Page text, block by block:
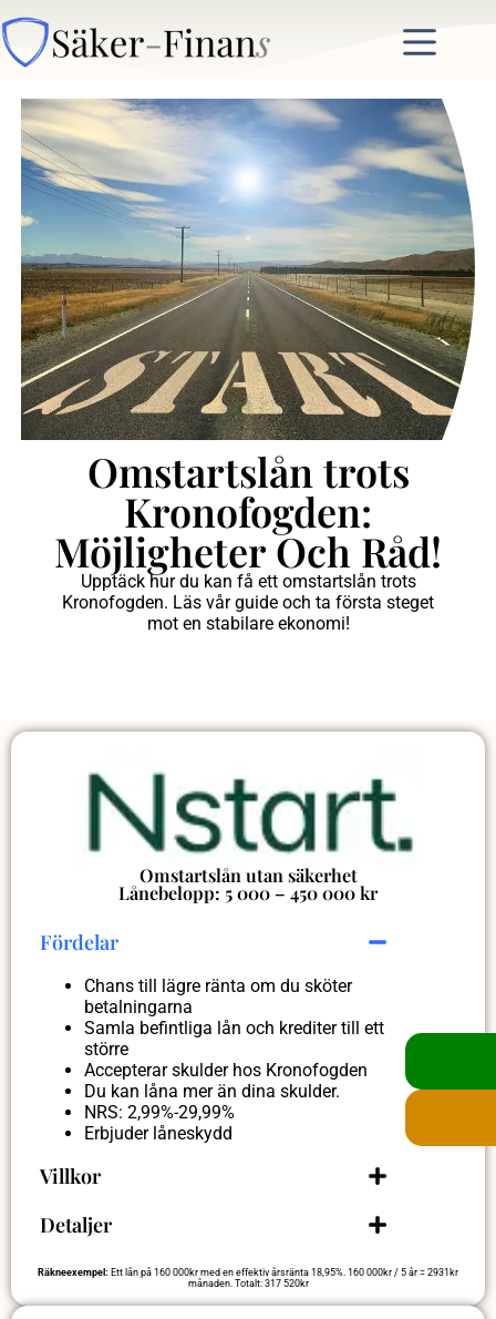
Omstartslån trots
Kronofogden:
Möjligheter Och Råd!
Upptäck hur du kan få ett omstartslån trots
Kronofogden. Läs vår guide och ta första steget
mot en stabilare ekonomi!
Omstartslån utan säkerhet
Lånebelopp: 5 000 – 450 000 kr
Fördelar
Chans till lägre ränta om du sköter
betalningarna
Samla befintliga lån och krediter till ett
större
Accepterar skulder hos Kronofogden
Du kan låna mer än dina skulder.
NRS: 2,99%-29,99%
Erbjuder låneskydd
Villkor
Detaljer
Räkneexempel: Ett lån på 160 000kr med en effektiv årsränta 18,95%. 160 000kr / 5 år = 2931kr
månaden. Totalt: 317 520kr